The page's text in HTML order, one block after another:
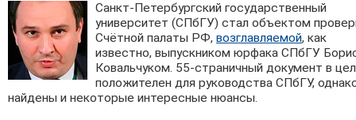
Санкт-Петербургский государственный
университет (СПбГУ) стал объектом
Счётной палаты РФ, возглавляемой, как
известно, выпускником юрфака СПбГУ
Ковальчуком. 55-страничный документ в
положителен для руководства СПбГУ,
найдены и некоторые интересные нюансы.